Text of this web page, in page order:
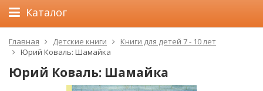
Каталог
Главная Детские книги
Книги для детей 7 - 10 лет
Юрий Коваль: Шамайка
Юрий Коваль: Шамайка